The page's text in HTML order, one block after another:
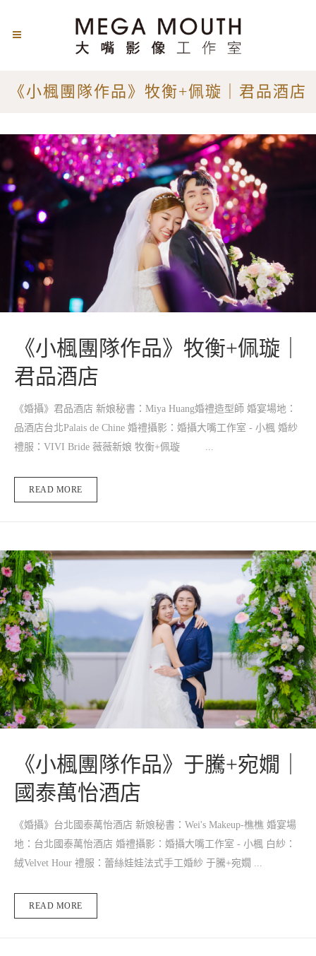
《小楓團隊作品》牧衡+佩璇｜君品酒店
婚攝大嘴《小楓團隊作品》牧衡+佩璇 婚禮攝
《小楓團隊作品》牧衡+佩璇｜
君品酒店
《婚攝》君品酒店 新娘秘書：Miya Huang婚禮造型師 婚宴場地：
品酒店台北Palais de Chine 婚禮攝影：婚攝大嘴工作室 - 小楓 婚紗
禮服：VIVI Bride 薇薇新娘 牧衡+佩璇 ...
READ MORE
《小楓團隊作品》于騰+宛嫺｜
國泰萬怡酒店
《婚攝》台北國泰萬怡酒店 新娘秘書：Wei's Makeup-樵樵 婚宴場
地：台北國泰萬怡酒店 婚禮攝影：婚攝大嘴工作室 - 小楓 白紗：
絨Velvet Hour 禮服：蕾絲娃娃法式手工婚紗 于騰+宛嫺 ...
READ MORE